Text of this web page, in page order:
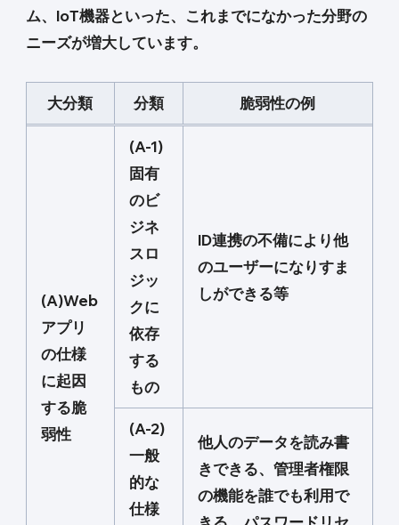
ム、IoT機器といった、これまでになかった分野の
ニーズが増大しています。
大分類 分類 脆弱性の例
(A)Web
アプリ
の仕様
に起因
する脆
弱性
(A-1)
固有
のビ
ジネ
スロ
ジッ
クに
依存
する
もの
ID連携の不備により他
のユーザーになりすま
しができる等
(A-2)
一般
的な
仕様
他人のデータを読み書
きできる、管理者権限
の機能を誰でも利用で